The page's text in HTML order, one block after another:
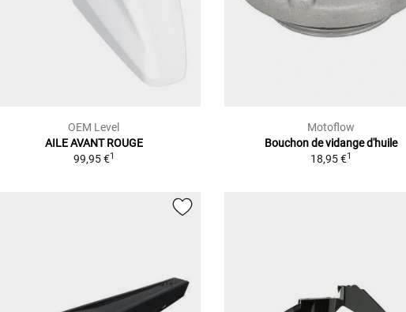
OEM Level
AILE AVANT ROUGE
99,95 €1
Motoflow
Bouchon de vidange d'huile
18,95 €1